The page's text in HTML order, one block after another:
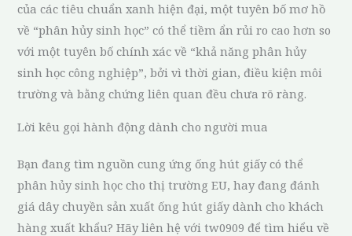
của các tiêu chuẩn xanh hiện đại, một tuyên bố mơ hồ
về “phân hủy sinh học” có thể tiềm ẩn rủi ro cao hơn so
với một tuyên bố chính xác về “khả năng phân hủy
sinh học công nghiệp”, bởi vì thời gian, điều kiện môi
trường và bằng chứng liên quan đều chưa rõ ràng.
Lời kêu gọi hành động dành cho người mua
Bạn đang tìm nguồn cung ứng ống hút giấy có thể
phân hủy sinh học cho thị trường EU, hay đang đánh
giá dây chuyền sản xuất ống hút giấy dành cho khách
hàng xuất khẩu? Hãy liên hệ với tw0909 để tìm hiểu về